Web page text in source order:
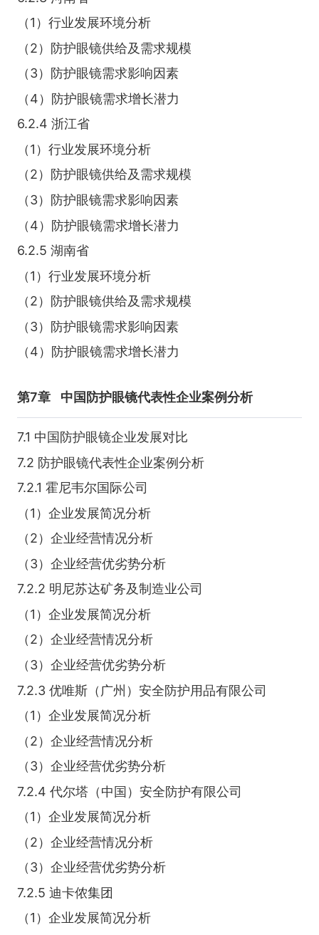
（1）行业发展环境分析
（2）防护眼镜供给及需求规模
（3）防护眼镜需求影响因素
（4）防护眼镜需求增长潜力
6.2.4 浙江省
（1）行业发展环境分析
（2）防护眼镜供给及需求规模
（3）防护眼镜需求影响因素
（4）防护眼镜需求增长潜力
6.2.5 湖南省
（1）行业发展环境分析
（2）防护眼镜供给及需求规模
（3）防护眼镜需求影响因素
（4）防护眼镜需求增长潜力
第7章 中国防护眼镜代表性企业案例分析
7.1 中国防护眼镜企业发展对比
7.2 防护眼镜代表性企业案例分析
7.2.1 霍尼韦尔国际公司
（1）企业发展简况分析
（2）企业经营情况分析
（3）企业经营优劣势分析
7.2.2 明尼苏达矿务及制造业公司
（1）企业发展简况分析
（2）企业经营情况分析
（3）企业经营优劣势分析
7.2.3 优唯斯（广州）安全防护用品有限公司
（1）企业发展简况分析
（2）企业经营情况分析
（3）企业经营优劣势分析
7.2.4 代尔塔（中国）安全防护有限公司
（1）企业发展简况分析
（2）企业经营情况分析
（3）企业经营优劣势分析
7.2.5 迪卡侬集团
（1）企业发展简况分析